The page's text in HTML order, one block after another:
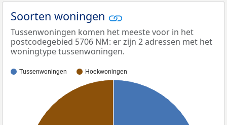
Soorten woningen
Tussenwoningen komen het meeste voor in het
postcodegebied 5706 NM: er zijn 2 adressen met het
woningtype tussenwoningen.
Tussenwoningen Hoekwoningen